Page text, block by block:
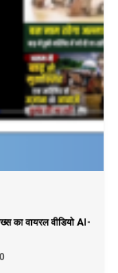
का वायरल वीडियो AI-
0